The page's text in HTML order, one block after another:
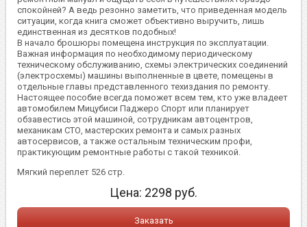
спокойней? А ведь резонно заметить, что приведенная модель
ситуации, когда книга сможет объективно выручить, лишь
единственная из десятков подобных!
В начало брошюры помещена инструкция по эксплуатации.
Важная информация по необходимому периодическому
техническому обслуживанию, схемы электрических соединений
(электросхемы) машины выполненные в цвете, помещены в
отдельные главы представленного техиздания по ремонту.
Настоящее пособие всегда поможет всем тем, кто уже владеет
автомобилем Мицубиси Паджеро Спорт или планирует
обзавестись этой машиной, сотрудникам автоцентров,
механикам СТО, мастерских ремонта и самых разных
автосервисов, а также остальным техническим профи,
практикующим ремонтные работы с такой техникой.
Мягкий переплет 526 стр.
Цена: 2298 руб.
Заказать